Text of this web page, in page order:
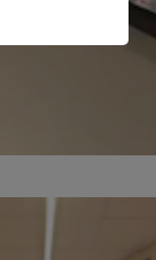
findest du